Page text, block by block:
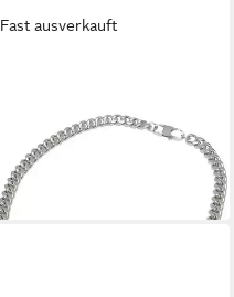
Fast ausverkauft
Kani Retro Plate Chain
30,95 € UVP
-23%
lieferbar - in 2-3 Werktagen bei dir